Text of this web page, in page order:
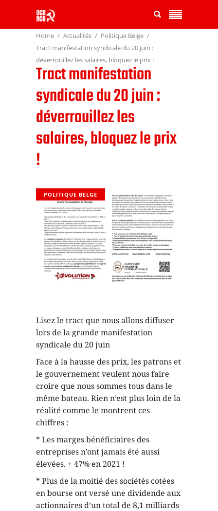
Home Actualités
Politique Belge
Tract manifestation syndicale du 20 juin :
déverrouillez les salaires, bloquez le prix !
Tract manifestation
syndicale du 20 juin :
déverrouillez les
salaires, bloquez le prix
!
POLITIQUE BELGE
Lisez le tract que nous allons diffuser
lors de la grande manifestation
syndicale du 20 juin
Face à la hausse des prix, les patrons et
le gouvernement veulent nous faire
croire que nous sommes tous dans le
même bateau. Rien n’est plus loin de la
réalité comme le montrent ces
chiffres :
* Les marges bénéficiaires des
entreprises n’ont jamais été aussi
élevées. + 47% en 2021 !
* Plus de la moitié des sociétés cotées
en bourse ont versé une dividende aux
actionnaires d’un total de 8,1 milliards